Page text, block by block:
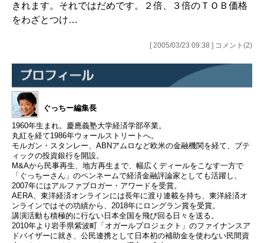
きれます。それではだめです。２倍、３倍のＴＯＢ価格
をわざとつけ…
[ 2005/03/23 09:38 ] コメント(2)
ぐっちー編集長
1960年生まれ。慶應義塾大学経済学部卒業。
丸紅を経て1986年ウォールストリートへ。
モルガン・スタンレー、ABNアムロなど欧米の金融機関を経て、ブテ
ィックの投資銀行を開設。
M&Aから民事再生、地方再生まで、幅広くディールをこなす一方で
「ぐっちーさん」のペンネームで経済金融評論家としても活躍し、
2007年にはアルファブロガー・アワードを受賞。
AERA、東洋経済オンラインには長年に渡り連載を持ち、東洋経済オ
ンラインではその功績から、2018年にロングラン賞を受賞。
講演活動も積極的に行ない日本全国を飛び回る日々を送る。
2010年より岩手県紫波町「オガールプロジェクト」のファイナンスア
ドバイザーに就き、公民連携として日本初の補助金を使わない民間資